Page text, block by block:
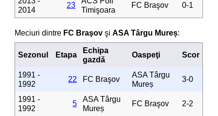
2014
23
Timişoara
FC Braşov 0-1
Meciuri dintre FC Braşov şiASA Târgu Mureș:
Sezonul Etapa
Echipa
gazdă
Oaspeţi Scor
1991 -
1992
22 FC Braşov
ASA Târgu
Mureș
3-0
1991 -
1992
5
ASA Târgu
Mureș
FC Braşov 2-2